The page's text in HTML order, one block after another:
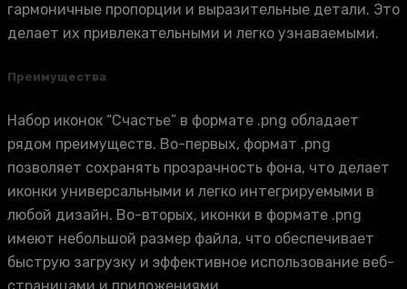
гармоничные пропорции и выразительные детали. Это
делает их привлекательными и легко узнаваемыми.
Преимущества
Набор иконок “Счастье” в формате .png обладает
рядом преимуществ. Во-первых, формат .png
позволяет сохранять прозрачность фона, что делает
иконки универсальными и легко интегрируемыми в
любой дизайн. Во-вторых, иконки в формате .png
имеют небольшой размер файла, что обеспечивает
быструю загрузку и эффективное использование веб-